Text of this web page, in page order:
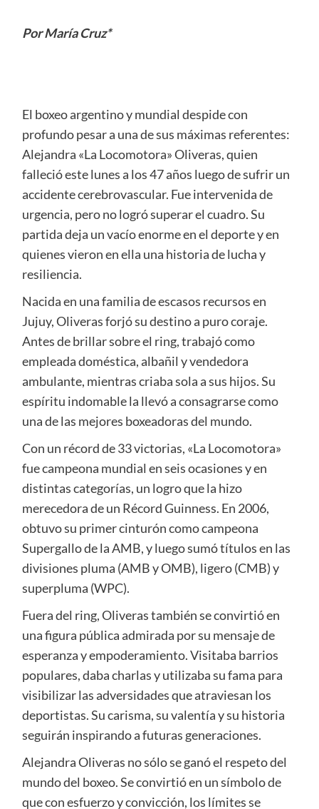
Por María Cruz*
El boxeo argentino y mundial despide con
profundo pesar a una de sus máximas referentes:
Alejandra «La Locomotora» Oliveras, quien
falleció este lunes a los 47 años luego de sufrir un
accidente cerebrovascular. Fue intervenida de
urgencia, pero no logró superar el cuadro. Su
partida deja un vacío enorme en el deporte y en
quienes vieron en ella una historia de lucha y
resiliencia.
Nacida en una familia de escasos recursos en
Jujuy, Oliveras forjó su destino a puro coraje.
Antes de brillar sobre el ring, trabajó como
empleada doméstica, albañil y vendedora
ambulante, mientras criaba sola a sus hijos. Su
espíritu indomable la llevó a consagrarse como
una de las mejores boxeadoras del mundo.
Con un récord de 33 victorias, «La Locomotora»
fue campeona mundial en seis ocasiones y en
distintas categorías, un logro que la hizo
merecedora de un Récord Guinness. En 2006,
obtuvo su primer cinturón como campeona
Supergallo de la AMB, y luego sumó títulos en las
divisiones pluma (AMB y OMB), ligero (CMB) y
superpluma (WPC).
Fuera del ring, Oliveras también se convirtió en
una figura pública admirada por su mensaje de
esperanza y empoderamiento. Visitaba barrios
populares, daba charlas y utilizaba su fama para
visibilizar las adversidades que atraviesan los
deportistas. Su carisma, su valentía y su historia
seguirán inspirando a futuras generaciones.
Alejandra Oliveras no sólo se ganó el respeto del
mundo del boxeo. Se convirtió en un símbolo de
que con esfuerzo y convicción, los límites se